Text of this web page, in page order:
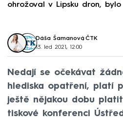
ohrožoval v Lipsku dron,
Dáša Šamanová, ČTK
13. led 2021, 12:00
Nedají se očekávat
hlediska opatření, platí
ještě nějakou dobu
tiskové konferenci